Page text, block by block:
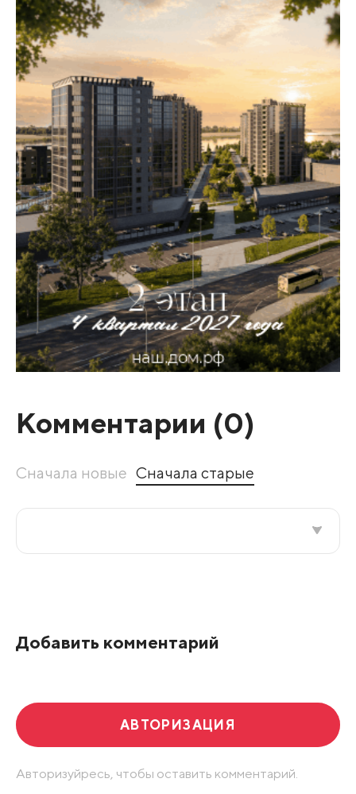
Комментарии (0)
Сначала новые Сначала старые
Добавить комментарий
АВТОРИЗАЦИЯ
Авторизуйресь, чтобы оставить комментарий.